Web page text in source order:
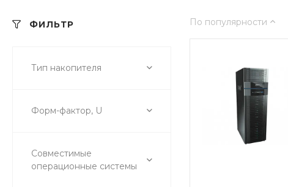
ФИЛЬТР
Тип накопителя
Форм-фактор, U
Совместимые
операционные системы
По популярности